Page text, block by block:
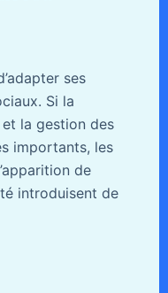
ses
Si la
la gestion des
importants, les
de
introduisent de